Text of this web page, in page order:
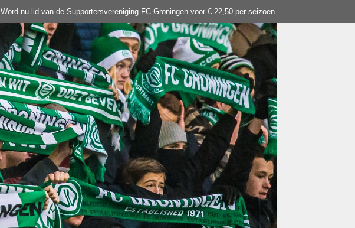
Word nu lid van de Supportersvereniging FC Groningen voor € 22,50 per seizoen.